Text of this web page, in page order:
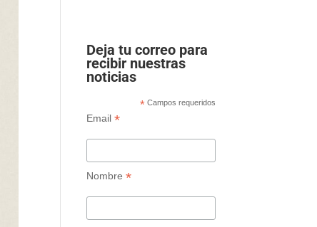
Deja tu correo para
recibir nuestras
noticias
* Campos requeridos
Email *
Nombre *